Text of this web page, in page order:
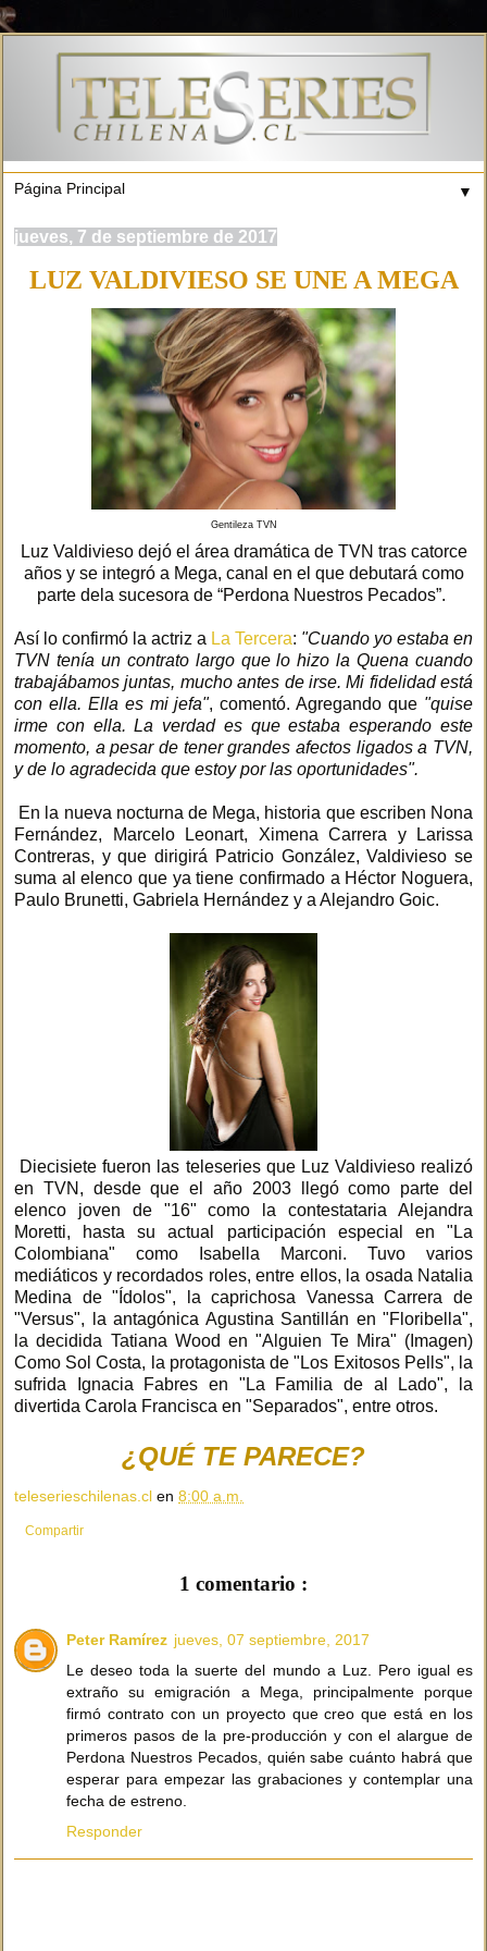
▼
jueves, 7 de septiembre de 2017
LUZ VALDIVIESO SE UNE A MEGA
Gentileza TVN
Luz Valdivieso dejó el área dramática de TVN tras catorce
años y se integró a Mega, canal en el que debutará como
parte dela sucesora de “Perdona Nuestros Pecados”.
Así lo confirmó la actriz a La Tercera: "Cuando yo estaba en
TVN tenía un contrato largo que lo hizo la Quena cuando
trabajábamos juntas, mucho antes de irse. Mi fidelidad está
con ella. Ella es mi jefa", comentó. Agregando que "quise
irme con ella. La verdad es que estaba esperando este
momento, a pesar de tener grandes afectos ligados a TVN,
y de lo agradecida que estoy por las oportunidades".
En la nueva nocturna de Mega, historia que escriben Nona
Fernández, Marcelo Leonart, Ximena Carrera y Larissa
Contreras, y que dirigirá Patricio González, Valdivieso se
suma al elenco que ya tiene confirmado a Héctor Noguera,
Paulo Brunetti, Gabriela Hernández y a Alejandro Goic.
Diecisiete fueron las teleseries que Luz Valdivieso realizó
en TVN, desde que el año 2003 llegó como parte del
elenco joven de "16" como la contestataria Alejandra
Moretti, hasta su actual participación especial en "La
Colombiana" como Isabella Marconi. Tuvo varios
mediáticos y recordados roles, entre ellos, la osada Natalia
Medina de "Ídolos", la caprichosa Vanessa Carrera de
"Versus", la antagónica Agustina Santillán en "Floribella",
la decidida Tatiana Wood en "Alguien Te Mira" (Imagen)
Como Sol Costa, la protagonista de "Los Exitosos Pells", la
sufrida Ignacia Fabres en "La Familia de al Lado", la
divertida Carola Francisca en "Separados", entre otros.
¿QUÉ TE PARECE?
teleserieschilenas.cl en 8:00 a.m.
Compartir
1 comentario :
Peter Ramírez jueves, 07 septiembre, 2017
Le deseo toda la suerte del mundo a Luz. Pero igual es
extraño su emigración a Mega, principalmente porque
firmó contrato con un proyecto que creo que está en los
primeros pasos de la pre-producción y con el alargue de
Perdona Nuestros Pecados, quién sabe cuánto habrá que
esperar para empezar las grabaciones y contemplar una
fecha de estreno.
Responder